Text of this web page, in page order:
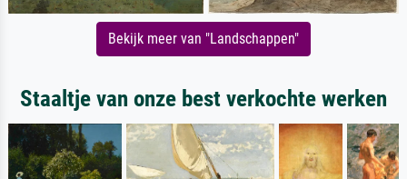
Bekijk meer van "Landschappen"
Staaltje van onze best verkochte werken